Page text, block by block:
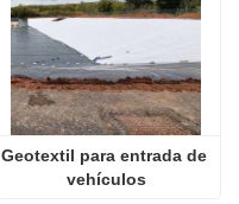
Geotextil para entrada de
vehículos